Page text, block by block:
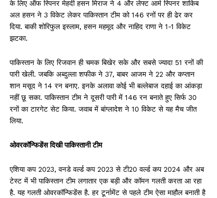
के लिए ऑफ स्पिनर मेहदी हसन मिराज ने 4 और लेफ्ट आर्म स्पिनर शाकिब
अल हसन ने 3 विकेट लेकर पाकिस्तान टीम को 146 रनों पर ही ढेर कर
दिया. बाकी शोरिफुल इस्लाम, हसन महमूद और नाहिद राणा ने 1-1 विकेट
झटका.
पाकिस्तान के लिए रिजवान ही चमक बिखेर सके और सबसे ज्यादा 51 रनों की
पारी खेली. जबकि अब्दुल्ला शफीक ने 37, बाबर आजम ने 22 और कप्तान
शान मसूद ने 14 रन बनाए. इनके अलावा कोई भी बल्लेबाज दहाई का आंकड़ा
नहीं छू सका. पाकिस्तान टीम ने दूसरी पारी में 146 रन बनाते हुए सिर्फ 30
रनों का टारगेट सेट किया. जवाब में बांग्लादेश ने 10 विकेट से यह मैच जीत
लिया.
ओवरकॉन्फिडेंस दिखी पाकिस्तानी टीम
एशिया कप 2023, वनडे वर्ल्ड कप 2023 से टी20 वर्ल्ड कप 2024 और अब
टेस्ट में भी पाकिस्तान टीम लगातार एक बड़ी और कॉमन गलती करता आ रहा
है. यह गलती ओवरकॉन्फिडेंस है. हर टूर्नामेंट से पहले टीम ऐसा माहौल बनाती है